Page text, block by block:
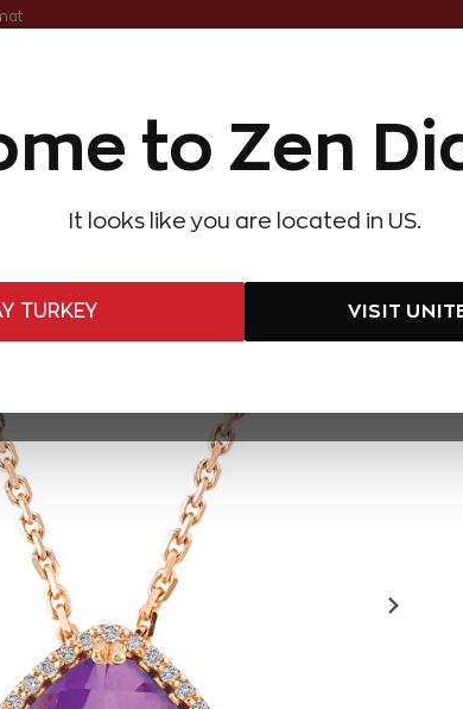
to Zen
It looks like you are located in US.
TURKEY VISIT
Çok Satanlar Hediye Önerileri Evlilik